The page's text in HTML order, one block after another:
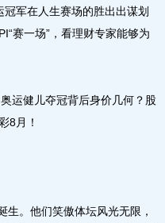
军在人生赛场的胜出出谋划
赛一场”，看理财专家能够为
运健儿夺冠背后身价几何？股
8月！
。他们笑傲体坛风光无限，